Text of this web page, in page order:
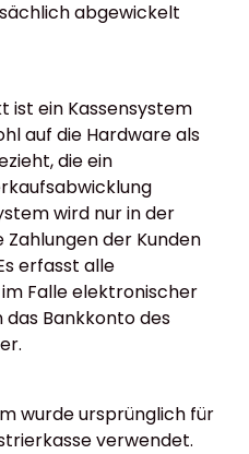
abgewickelt
ist ein Kassensystem
auf die Hardware als
die ein
wird nur in der
Zahlungen der Kunden
erfasst alle
Falle elektronischer
das Bankkonto des
wurde ursprünglich für
verwendet.